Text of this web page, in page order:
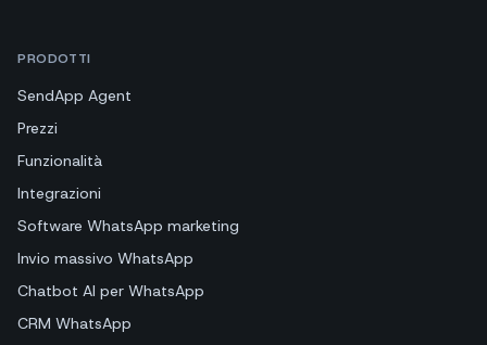
PRODOTTI
SendApp Agent
Prezzi
Funzionalità
Integrazioni
Software WhatsApp marketing
Invio massivo WhatsApp
Chatbot AI per WhatsApp
CRM WhatsApp